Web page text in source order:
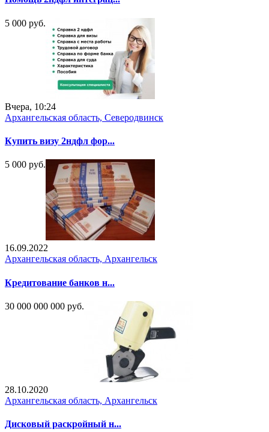
5 000 руб.
Вчера, 10:24
Архангельская область, Северодвинск
Купить визу 2ндфл фор...
5 000 руб.
16.09.2022
Архангельская область, Архангельск
Кредитование банков н...
30 000 000 000 руб.
28.10.2020
Архангельская область, Архангельск
Дисковый раскройный н...